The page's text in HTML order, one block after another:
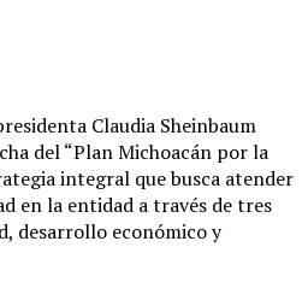
Claudia Sheinbaum
del “Plan Michoacán por la
integral que busca atender
en la entidad a través de tres
desarrollo económico y